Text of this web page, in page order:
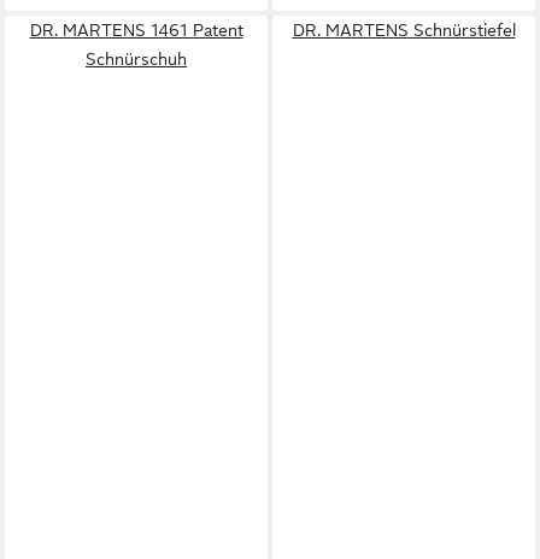
DR. MARTENS 1461 Patent
Schnürschuh
DR. MARTENS Schnürstiefel